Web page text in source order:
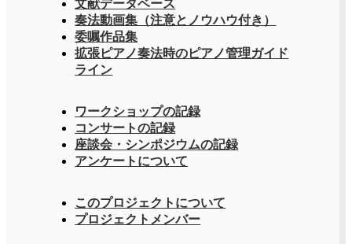
文献データベース
奏法動画集（注意とノウハウ付き）
委嘱作品集
拡張ピアノ奏法時のピアノ管理ガイド
ライン
ワークショップの記録
コンサートの記録
座談会・シンポジウムの記録
アンケートについて
このプロジェクトについて
プロジェクトメンバー